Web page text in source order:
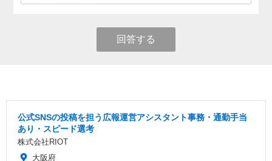
回答する
公式SNSの投稿を担う広報運営アシスタント事務・通勤手当
あり・スピード選考
株式会社RIOT
大阪府